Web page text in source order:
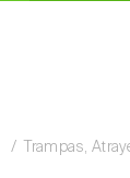
Trampas,